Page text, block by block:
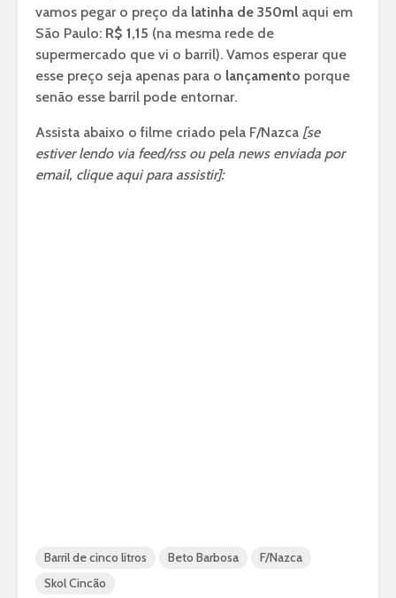
vamos pegar o preço da latinha de 350ml aqui em
São Paulo: R$ 1,15 (na mesma rede de
supermercado que vi o barril). Vamos esperar que
esse preço seja apenas para o lançamento porque
senão esse barril pode entornar.
Assista abaixo o filme criado pela F/Nazca [se
estiver lendo via feed/rss ou pela news enviada por
email, clique aqui para assistir]:
Barril de cinco litros Beto Barbosa
F/Nazca
Skol Cincão